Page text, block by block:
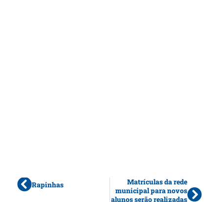
Rapinhas
Matrículas da rede
municipal para novos
alunos serão realizadas